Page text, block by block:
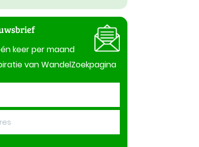
keer per maand
van WandelZoekpagina